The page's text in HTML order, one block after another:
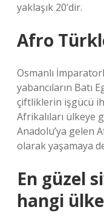
yaklaşık 20’dir.
Afro
Osmanlı
yabancıların Batı
çiftliklerin işgücü
Afrikalıları ülkeye
Anadolu’ya gelen
olarak yaşamaya
En güzel
hangi